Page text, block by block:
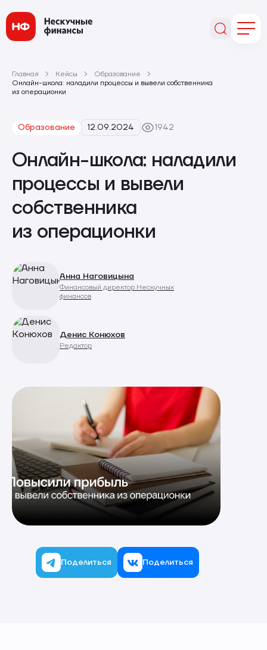
Главная Кейсы
Образование
Онлайн-школа: наладили процессы и вывели собственника
из операционки
Образование 12.09.2024 1942
Онлайн-школа: наладили
процессы и вывели
собственника
из операционки
Анна Наговицына
Финансовый директор Нескучных
финансов
Денис Конюхов
Редактор
Поделиться Поделиться